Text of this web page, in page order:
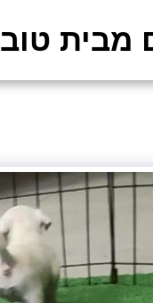
058-4412191